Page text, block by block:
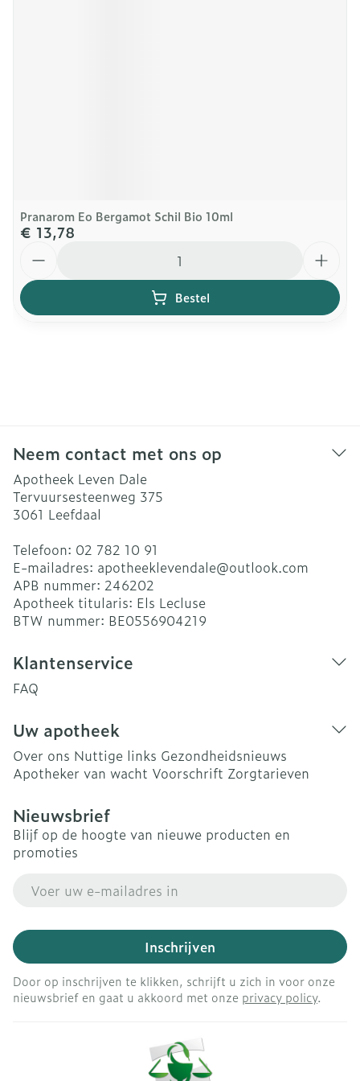
Pranarom Eo Bergamot Schil Bio 10ml
€ 13,78
Bestel
Neem contact met ons op
Apotheek Leven Dale
Tervuursesteenweg 375
3061 Leefdaal
Telefoon: 02 782 10 91
E-mailadres: apotheeklevendale@outlook.com
APB nummer: 246202
Apotheek titularis: Els Lecluse
BTW nummer: BE0556904219
Klantenservice
FAQ
Uw apotheek
Over ons Nuttige links Gezondheidsnieuws
Apotheker van wacht Voorschrift Zorgtarieven
Nieuwsbrief
Blijf op de hoogte van nieuwe producten en
promoties
Inschrijven
Door op inschrijven te klikken, schrijft u zich in voor onze
nieuwsbrief en gaat u akkoord met onze privacy policy.